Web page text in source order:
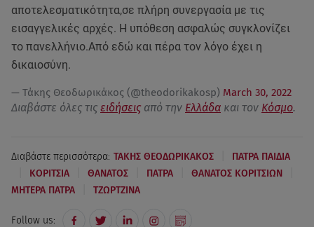
αποτελεσματικότητα,σε πλήρη συνεργασία με τις
εισαγγελικές αρχές. Η υπόθεση ασφαλώς συγκλονίζει
το πανελλήνιο.Από εδώ και πέρα τον λόγο έχει η
δικαιοσύνη.
— Τάκης Θεοδωρικάκος (@theodorikakosp) March 30, 2022
Διαβάστε όλες τις ειδήσεις από την Ελλάδα και τον Κόσμο.
Διαβάστε περισσότερα: ΤΑΚΗΣ ΘΕΟΔΩΡΙΚΑΚΟΣ ΠΑΤΡΑ ΠΑΙΔΙΑ
ΚΟΡΙΤΣΙΑ ΘΑΝΑΤΟΣ ΠΑΤΡΑ ΘΑΝΑΤΟΣ ΚΟΡΙΤΣΙΩΝ
ΜΗΤΕΡΑ ΠΑΤΡΑ ΤΖΩΡΤΖΙΝΑ
Follow us: